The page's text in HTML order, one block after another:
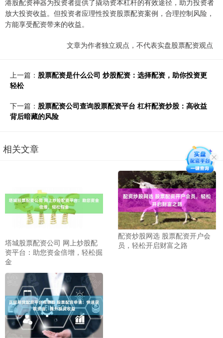
港股配资神器为投资者提供了撬动资本杠杆的有效途径，助力投资者
放大投资收益。但投资者应理性投资股票配资案例，合理控制风险，
方能享受配资带来的收益。
文章为作者独立观点，不代表实盘股票配资观点
上一篇： 股票配资是什么公司 炒股配资：选择配资，助你投资更
轻松
下一篇： 股票配资公司查询股票配资平台 杠杆配资炒股：高收益
背后暗藏的风险
相关文章
塔城股票配资公司 网上炒股配
资平台：助您资金倍增，轻松掘
金
配资炒股网选 股票配资开户会
员，轻松开启财富之路